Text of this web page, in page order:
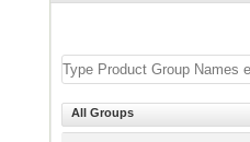
All Groups